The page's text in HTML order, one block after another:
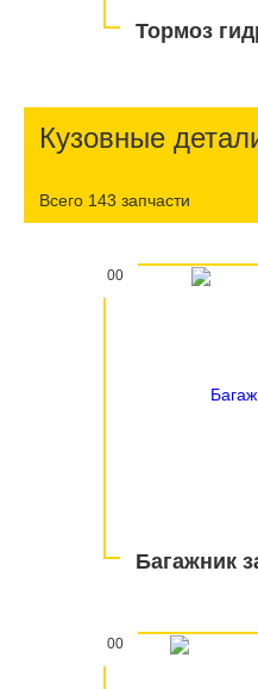
Тормоз
Кузовные
Всего 143 запчасти
00
Багажник
00